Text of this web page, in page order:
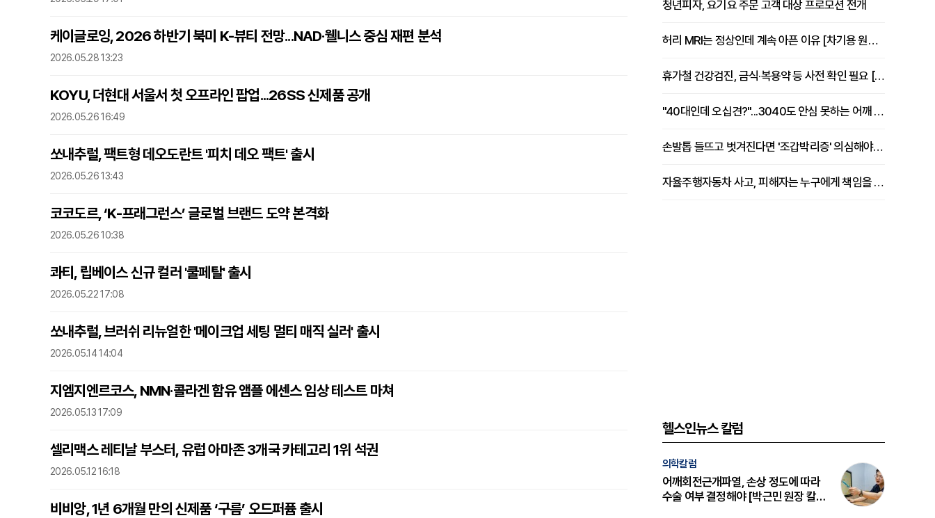
케이글로잉, 2026 하반기 북미 K-뷰티 전망...NAD·웰니스 중심 재편 분석
2026.05.28 13:23
KOYU, 더현대 서울서 첫 오프라인 팝업...26SS 신제품 공개
2026.05.26 16:49
쏘내추럴, 팩트형 데오도란트 '피치 데오 팩트' 출시
2026.05.26 13:43
코코도르, ‘K-프래그런스’ 글로벌 브랜드 도약 본격화
2026.05.26 10:38
콰티, 립베이스 신규 컬러 '쿨페탈' 출시
2026.05.22 17:08
쏘내추럴, 브러쉬 리뉴얼한 '메이크업 세팅 멀티 매직 실러' 출시
2026.05.14 14:04
지엠지엔르코스, NMN·콜라겐 함유 앰플 에센스 임상 테스트 마쳐
2026.05.13 17:09
셀리맥스 레티날 부스터, 유럽 아마존 3개국 카테고리 1위 석권
2026.05.12 16:18
비비앙, 1년 6개월 만의 신제품 ‘구름’ 오드퍼퓸 출시
청년피자, 요기요 주문 고객 대상 프로모션 전개
허리 MRI는 정상인데 계속 아픈 이유 [차기용 원장 칼럼]
휴가철 건강검진, 금식·복용약 등 사전 확인 필요 [정도감 원장 칼럼]
"40대인데 오십견?"...3040도 안심 못하는 어깨 유착성 관절낭염
손발톱 들뜨고 벗겨진다면 '조갑박리증' 의심해야 [김철윤 원장 칼럼]
자율주행자동차 사고, 피해자는 누구에게 책임을 물을 수 있을까
헬스인뉴스 칼럼
의학칼럼
어깨회전근개파열, 손상 정도에 따라
수술 여부 결정해야 [박근민 원장 칼